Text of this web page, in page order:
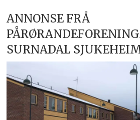
ANNONSE FRÅ
SURNADAL